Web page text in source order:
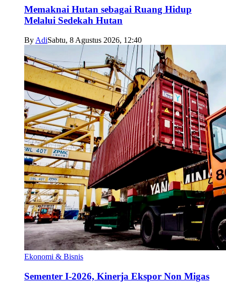
Memaknai Hutan sebagai Ruang Hidup
Melalui Sedekah Hutan
By AdiSabtu, 8 Agustus 2026, 12:40
Ekonomi & Bisnis
Sementer I-2026, Kinerja Ekspor Non Migas